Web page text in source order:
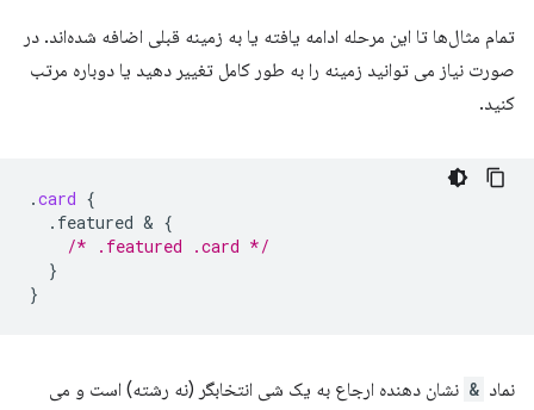
تمام مثال‌ها تا این مرحله ادامه یافته یا به زمینه قبلی اضافه شده‌اند. در
صورت نیاز می توانید زمینه را به طور کامل تغییر دهید یا دوباره مرتب
کنید.
.card {
.featured & {
/* .featured .card */
}
}
نماد & نشان دهنده ارجاع به یک شی انتخابگر (نه رشته) است و می